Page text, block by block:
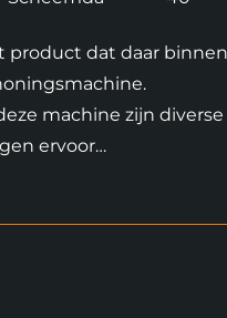
product dat daar
machine zijn
ervoor…